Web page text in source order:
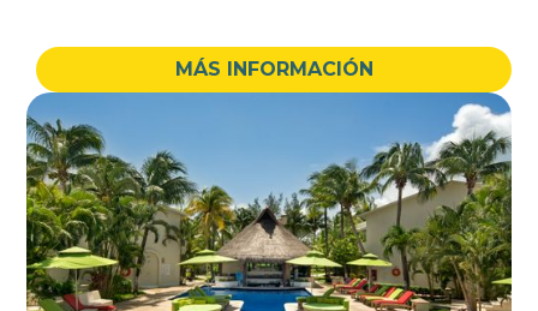
MÁS INFORMACIÓN